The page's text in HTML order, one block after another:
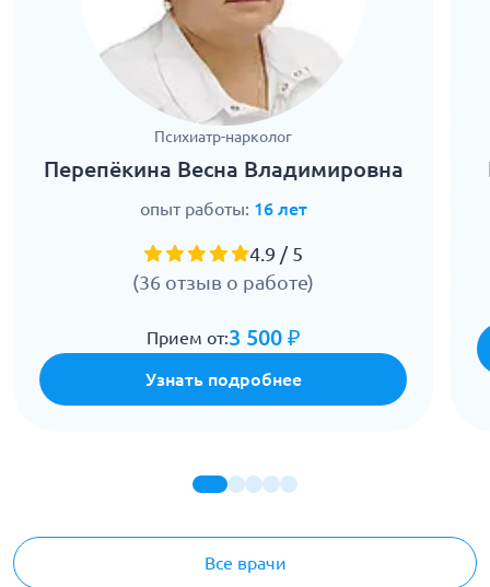
Все врачи
Психиатр-нарколог
Перепёкина Весна Владимировна
опыт работы: 16 лет
4.9 / 5
(36 отзыв о работе)
Прием от:3 500 ₽
Узнать подробнее